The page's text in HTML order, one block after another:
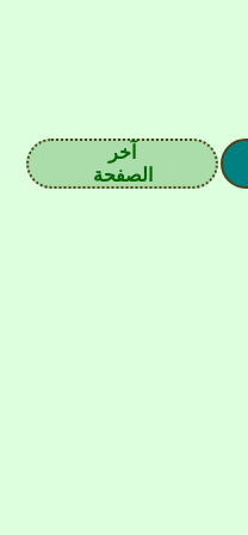
آخر
الصفحة